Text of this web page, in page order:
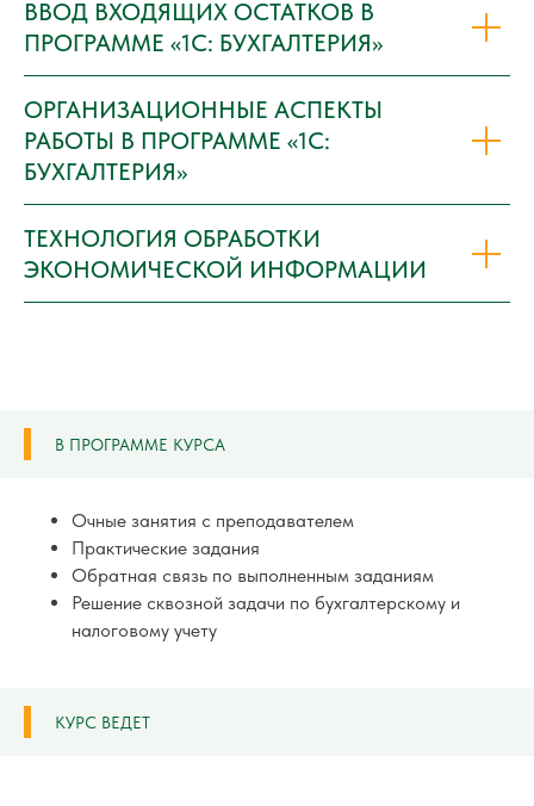
ВВОД ВХОДЯЩИХ ОСТАТКОВ В
ПРОГРАММЕ «1С: БУХГАЛТЕРИЯ»
ОРГАНИЗАЦИОННЫЕ АСПЕКТЫ
РАБОТЫ В ПРОГРАММЕ «1С:
БУХГАЛТЕРИЯ»
ТЕХНОЛОГИЯ ОБРАБОТКИ
ЭКОНОМИЧЕСКОЙ ИНФОРМАЦИИ
В ПРОГРАММЕ КУРСА
Очные занятия с преподавателем
Практические задания
Обратная связь по выполненным заданиям
Решение сквозной задачи по бухгалтерскому и
налоговому учету
КУРС ВЕДЕТ